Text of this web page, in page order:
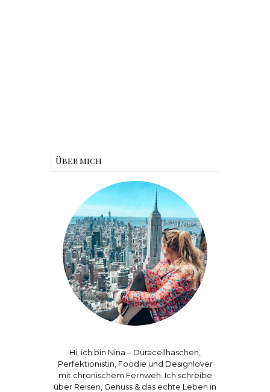
Über mich
Hi, ich bin Nina – Duracellhäschen,
Perfektionistin, Foodie und Designlover
mit chronischem Fernweh. Ich schreibe
über Reisen, Genuss & das echte Leben in